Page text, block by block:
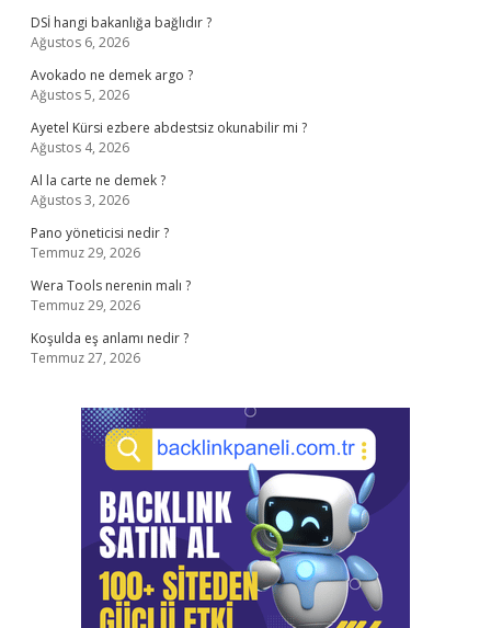
DSİ hangi bakanlığa bağlıdır ?
Ağustos 6, 2026
Avokado ne demek argo ?
Ağustos 5, 2026
Ayetel Kürsi ezbere abdestsiz okunabilir mi ?
Ağustos 4, 2026
Al la carte ne demek ?
Ağustos 3, 2026
Pano yöneticisi nedir ?
Temmuz 29, 2026
Wera Tools nerenin malı ?
Temmuz 29, 2026
Koşulda eş anlamı nedir ?
Temmuz 27, 2026